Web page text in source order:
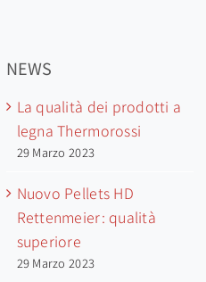
NEWS
La qualità dei prodotti a
legna Thermorossi
29 Marzo 2023
Nuovo Pellets HD
Rettenmeier: qualità
superiore
29 Marzo 2023